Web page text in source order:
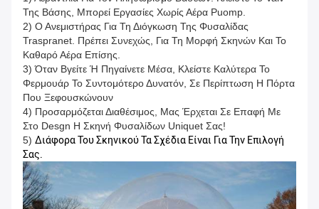
Της Βάσης, Μπορεί Εργασίες Χωρίς Αέρα Puomp.
2) Ο Ανεμιστήρας Για Τη Διόγκωση Της Φυσαλίδας
Traspranet. Πρέπει Συνεχώς, Για Τη Μορφή Σκηνών Και Το
Καθαρό Αέρα Επίσης.
3) Όταν Βγείτε Ή Πηγαίνετε Μέσα, Κλείστε Καλύτερα Το
Φερμουάρ Το Συντομότερο Δυνατόν, Σε Περίπτωση Η Πόρτα
Που Ξεφουσκώνουν
4) Προσαρμόζεται Διαθέσιμος, Μας Έρχεται Σε Επαφή Με
Στο Desgn Η Σκηνή Φυσαλίδων Uniquet Σας!
5) Διάφορα Του Σκηνικού Τα Σχέδια Είναι Για Την Επιλογή
Σας.